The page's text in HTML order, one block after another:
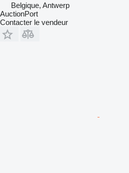
Belgique, Antwerp
AuctionPort
Contacter le vendeur